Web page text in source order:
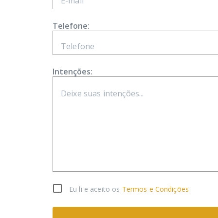
Telefone:
Intenções:
Eu li e aceito os Termos e Condições